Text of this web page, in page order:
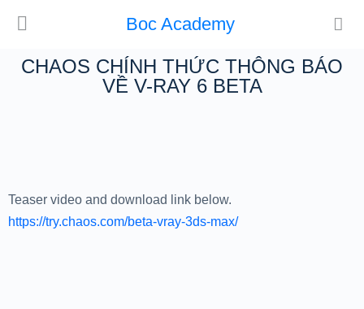
Boc Academy
CHAOS CHÍNH THỨC THÔNG BÁO
VỀ V-RAY 6 BETA
Teaser video and download link below.
https://try.chaos.com/beta-vray-3ds-max/